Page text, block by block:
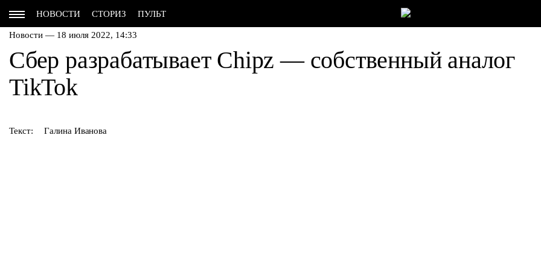
НОВОСТИ СТОРИЗ ПУЛЬТ
Новости — 18 июля 2022, 14:33
Сбер разрабатывает Chipz — собственный аналог
TikTok
Текст: Галина Иванова